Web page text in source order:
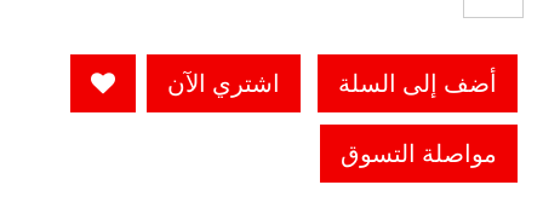
أضف إلى السلة اشتري الآن
مواصلة التسوق